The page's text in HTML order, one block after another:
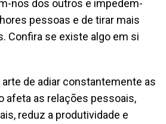
nos dos outros e impedem-
pessoas e de tirar mais
Confira se existe algo em si
arte de adiar constantemente as
afeta as relações pessoais,
reduz a produtividade e